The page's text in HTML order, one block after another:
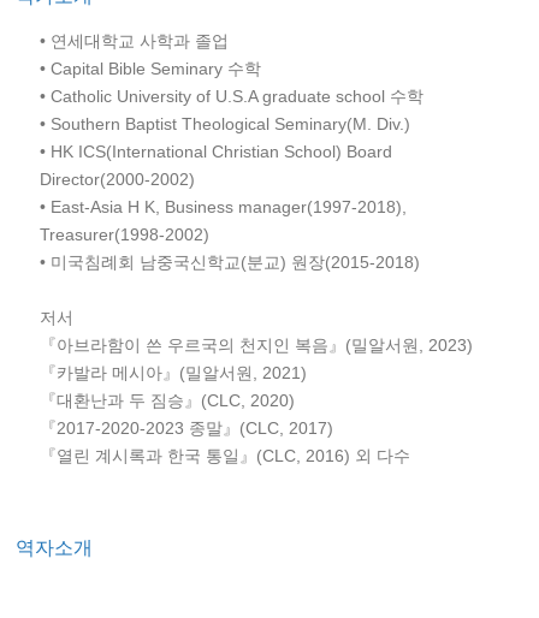
• 연세대학교 사학과 졸업
• Capital Bible Seminary 수학
• Catholic University of U.S.A graduate school 수학
• Southern Baptist Theological Seminary(M. Div.)
• HK ICS(International Christian School) Board
Director(2000-2002)
• East-Asia H K, Business manager(1997-2018),
Treasurer(1998-2002)
• 미국침례회 남중국신학교(분교) 원장(2015-2018)
저서
『아브라함이 쓴 우르국의 천지인 복음』(밀알서원, 2023)
『카발라 메시아』(밀알서원, 2021)
『대환난과 두 짐승』(CLC, 2020)
『2017-2020-2023 종말』(CLC, 2017)
『열린 계시록과 한국 통일』(CLC, 2016) 외 다수
역자소개